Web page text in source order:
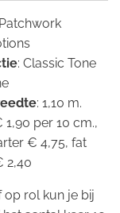
: Classic Tone
: 1,10 m.
1,90 per 10 cm.,
€ 4,75, fat
2,40
op rol kun je bij